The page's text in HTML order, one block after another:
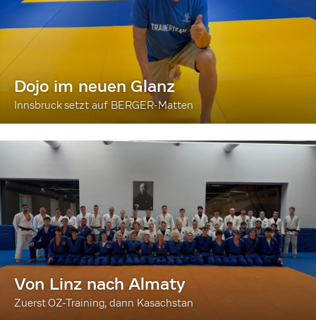
Dojo im neuen Glanz
Innsbruck setzt auf BERGER-Matten
Von Linz nach Almaty
Zuerst OZ-Training, dann Kasachstan